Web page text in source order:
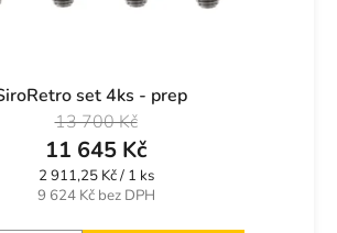
set 4ks - prep
9 624 Kč bez DPH
11 645 Kč
13 700 Kč
Měrná
cena:
2 911,25 Kč / 1 ks